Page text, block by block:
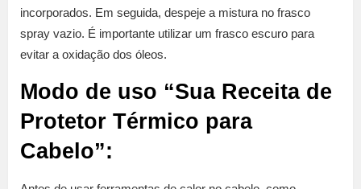
incorporados. Em seguida, despeje a mistura no frasco
spray vazio. É importante utilizar um frasco escuro para
evitar a oxidação dos óleos.
Modo de uso “Sua Receita de
Protetor Térmico para
Cabelo”: